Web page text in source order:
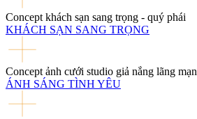
Concept khách sạn sang trọng - quý phái
KHÁCH SẠN SANG TRỌNG
Concept ảnh cưới studio giả nắng lãng mạn
ÁNH SÁNG TÌNH YÊU